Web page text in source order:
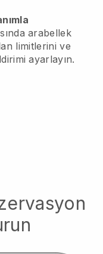
arabellek
limitlerini ve
ayarlayın.